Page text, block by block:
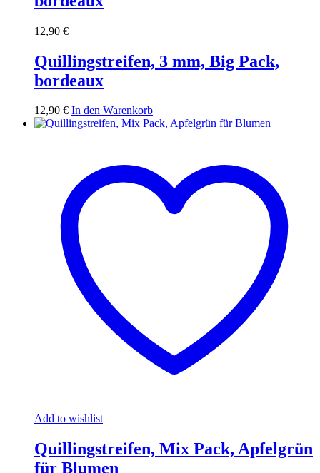
12,90 €
Quillingstreifen, 3 mm, Big Pack,
bordeaux
12,90 € In den Warenkorb
Add to wishlist
Quillingstreifen, Mix Pack, Apfelgrün
für Blumen